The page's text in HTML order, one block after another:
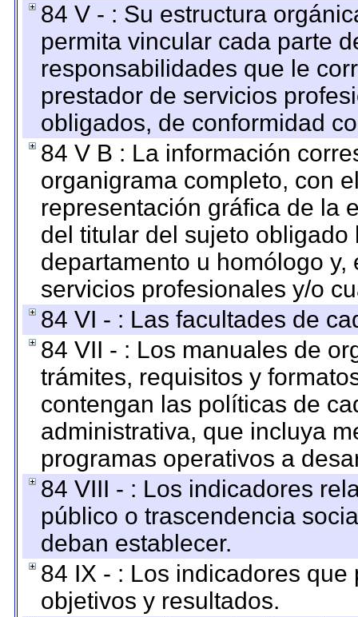
84 V - : Su estructura
permita vincular cada parte
responsabilidades que le
prestador de servicios
obligados, de conformidad
84 V B : La información
organigrama completo, con
representación gráfica de la
del titular del sujeto
departamento u homólogo
servicios profesionales y/o
84 VI - : Las facultades de
84 VII - : Los manuales de
trámites, requisitos y
contengan las políticas de
administrativa, que incluya
programas operativos a
84 VIII - : Los indicadores
público o trascendencia
deban establecer.
84 IX - : Los indicadores
objetivos y resultados.